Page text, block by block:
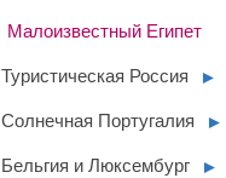
Малоизвестный Египет
Туристическая Россия ►
Солнечная Португалия ►
Бельгия и Люксембург ►